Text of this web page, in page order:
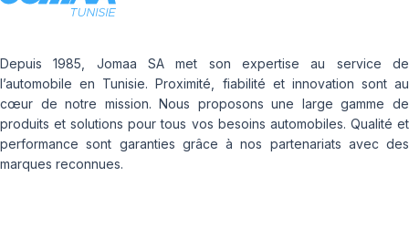
Depuis 1985, Jomaa SA met son expertise au service de
l’automobile en Tunisie. Proximité, fiabilité et innovation sont au
cœur de notre mission. Nous proposons une large gamme de
produits et solutions pour tous vos besoins automobiles. Qualité et
performance sont garanties grâce à nos partenariats avec des
marques reconnues.